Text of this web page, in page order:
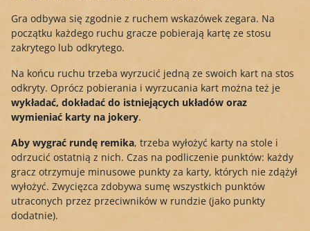
Gra odbywa się zgodnie z ruchem wskazówek zegara. Na
początku każdego ruchu gracze pobierają kartę ze stosu
zakrytego lub odkrytego.
Na końcu ruchu trzeba wyrzucić jedną ze swoich kart na stos
odkryty. Oprócz pobierania i wyrzucania kart można też je
wykładać, dokładać do istniejących układów oraz
wymieniać karty na jokery.
Aby wygrać rundę remika, trzeba wyłożyć karty na stole i
odrzucić ostatnią z nich. Czas na podliczenie punktów: każdy
gracz otrzymuje minusowe punkty za karty, których nie zdążył
wyłożyć. Zwycięzca zdobywa sumę wszystkich punktów
utraconych przez przeciwników w rundzie (jako punkty
dodatnie).